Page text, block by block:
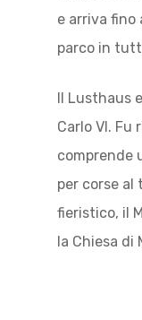
e arriva fino
parco in
Il Lusthaus
Carlo VI. Fu
comprende
per corse
fieristico, il
la Chiesa di